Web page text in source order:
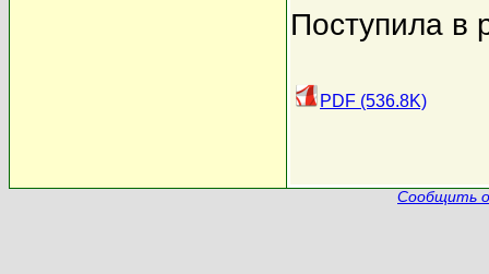
Поступила в
PDF (536.8K)
Сообщить о